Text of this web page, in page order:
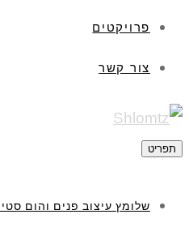
והום סטיילינג